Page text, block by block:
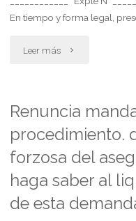
En tiempo y forma legal,
Leer más "Recurso
queja
por
apelación
denegada.
Renuncia
procedimiento.
forzosa del
haga saber al
de esta